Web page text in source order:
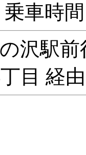
乗車時
沢駅前
目 経由